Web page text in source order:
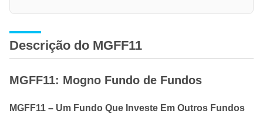
Descrição do MGFF11
MGFF11: Mogno Fundo de Fundos
MGFF11 – Um Fundo Que Investe Em Outros Fundos